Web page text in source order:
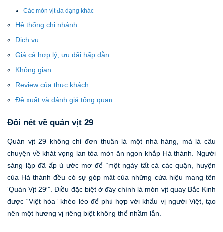
Các món vịt đa dạng khác
Hệ thống chi nhánh
Dịch vụ
Giá cả hợp lý, ưu đãi hấp dẫn
Không gian
Review của thực khách
Đề xuất và đánh giá tổng quan
Đôi nét về quán vịt 29
Quán vịt 29 không chỉ đơn thuần là một nhà hàng, mà là câu
chuyện về khát vọng lan tỏa món ăn ngon khắp Hà thành. Người
sáng lập đã ấp ủ ước mơ để “một ngày tất cả các quận, huyện
của Hà thành đều có sự góp mặt của những cửa hiệu mang tên
‘Quán Vịt 29′”. Điều đặc biệt ở đây chính là món vịt quay Bắc Kinh
được “Việt hóa” khéo léo để phù hợp với khẩu vị người Việt, tạo
nên một hương vị riêng biệt không thể nhầm lẫn.